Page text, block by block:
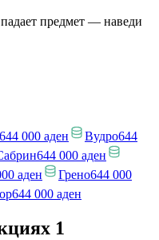
предмет — наведи
644 000 аден Вудро644
644 000 аден
аден Грено644 000
644 000 аден
1